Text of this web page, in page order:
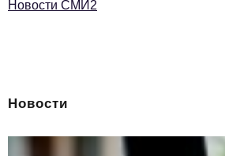
Новости СМИ2
Новости